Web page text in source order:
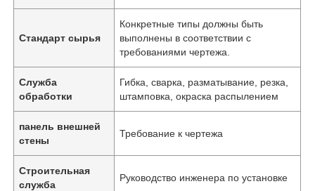
Стандарт сырья
Конкретные типы должны быть
выполнены в соответствии с
требованиями чертежа.
Служба
обработки
Гибка, сварка, разматывание, резка,
штамповка, окраска распылением
панель внешней
стены
Требование к чертежа
Строительная
служба
Руководство инженера по установке